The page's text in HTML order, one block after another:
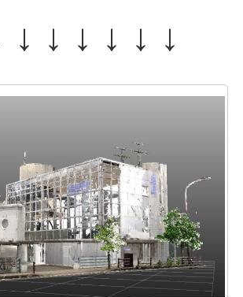
↓ ↓ ↓ ↓ ↓